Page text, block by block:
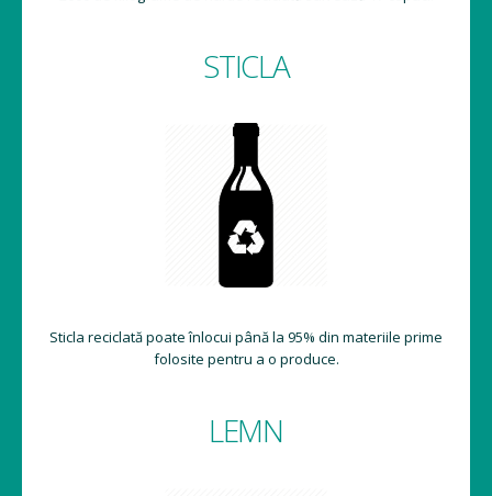
STICLA
Sticla reciclată poate înlocui până la 95% din materiile prime
folosite pentru a o produce.
LEMN